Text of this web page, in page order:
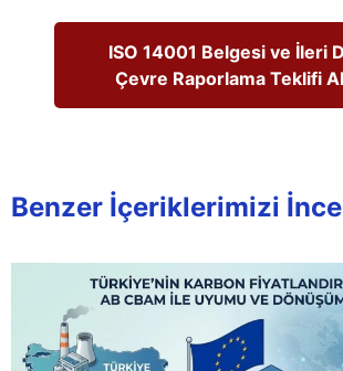
ISO 14001 Belgesi ve İleri
Çevre Raporlama Teklifi
Benzer İçeriklerimizi